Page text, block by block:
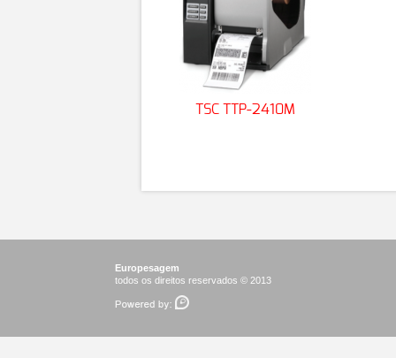
TSC TTP-2410M
Europesagem
todos os direitos reservados © 2013